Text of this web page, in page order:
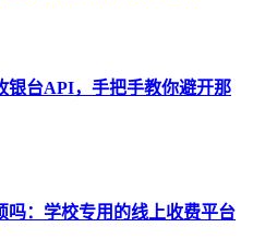
银台API，手把手教你避开那
吗：学校专用的线上收费平台